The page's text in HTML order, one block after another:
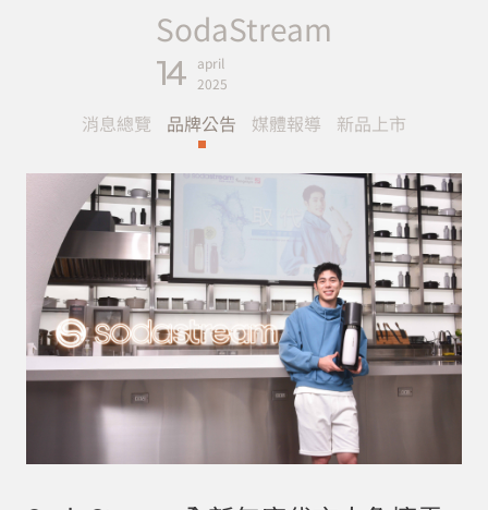
SodaStream
14
april
2025
消息總覽 品牌公告 媒體報導 新品上市